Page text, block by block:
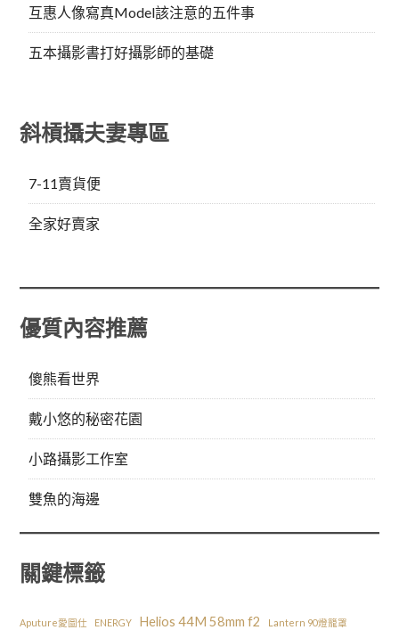
互惠人像寫真Model該注意的五件事
五本攝影書打好攝影師的基礎
斜槓攝夫妻專區
7-11賣貨便
全家好賣家
優質內容推薦
傻熊看世界
戴小悠的秘密花園
小路攝影工作室
雙魚的海邊
關鍵標籤
Aputure愛圖仕 ENERGY Helios 44M 58mm f2 Lantern 90燈籠罩